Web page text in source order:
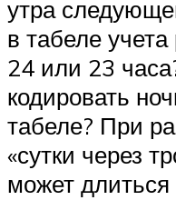
утра
в табеле
24 или 23
кодировать
табеле? При
«сутки через
может